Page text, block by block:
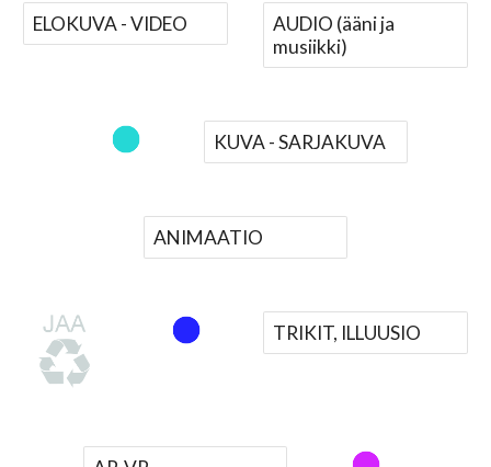
ELOKUVA - VIDEO
AUDIO (ääni ja
musiikki)
KUVA - SARJAKUVA
ANIMAATIO
TRIKIT, ILLUUSIO